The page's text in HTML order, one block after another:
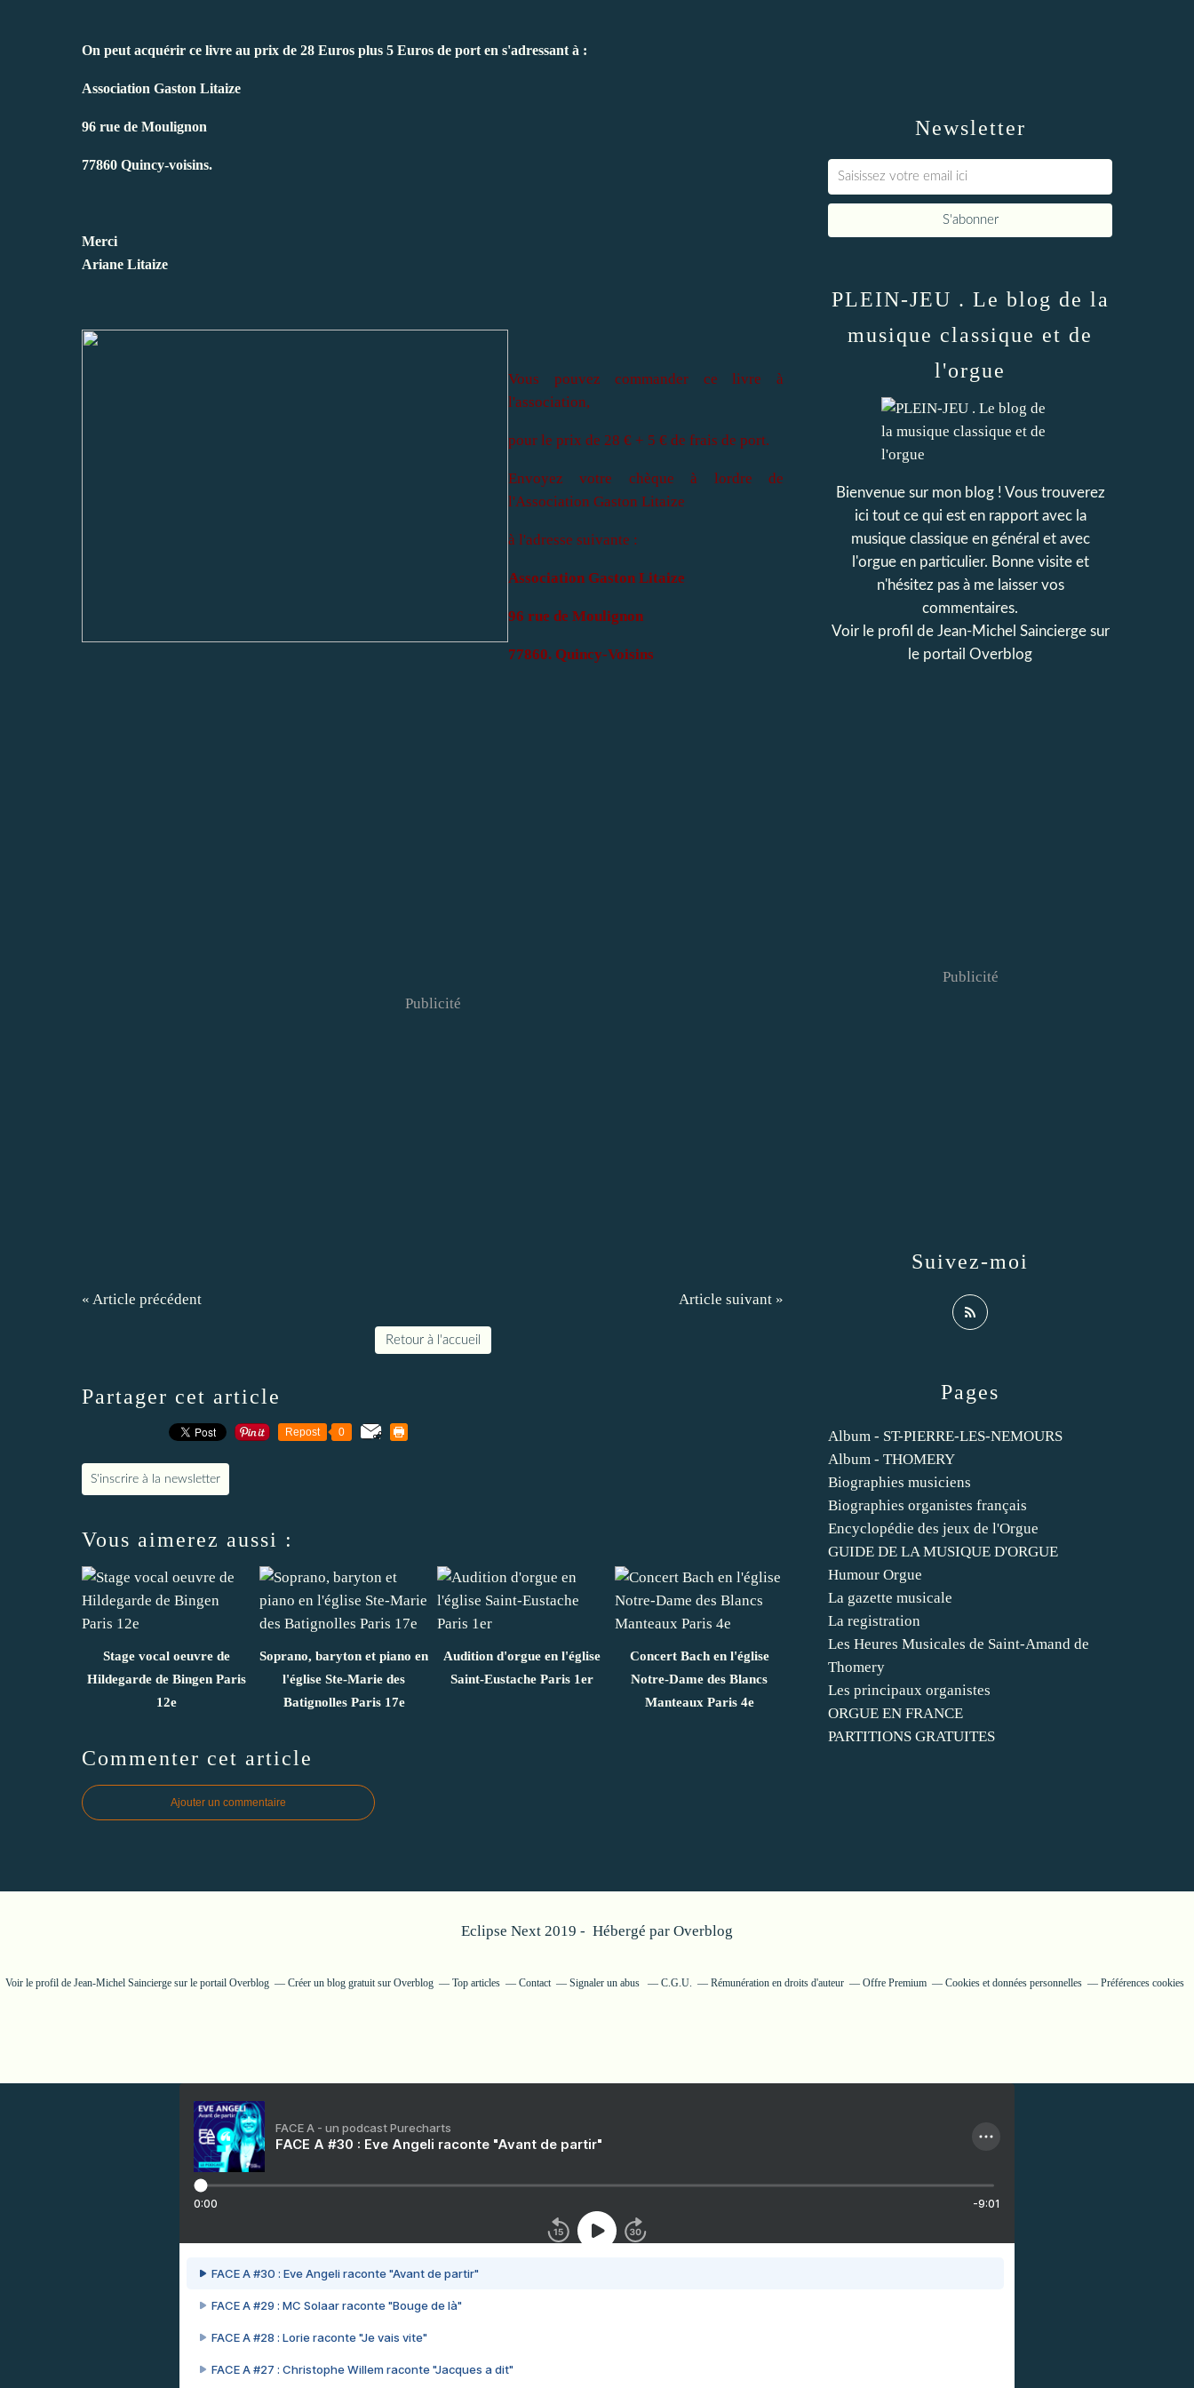
On peut acquérir ce livre au prix de 28 Euros plus 5 Euros de port en s'adressant à :
Association Gaston Litaize
96 rue de Moulignon
77860 Quincy-voisins.
Merci
Ariane Litaize
Vous pouvez commander ce livre à
l'association,
pour le prix de 28 € + 5 € de frais de port.
Envoyez votre chèque à lordre de
l'Association Gaston Litaize
à l'adresse suivante :
Association Gaston Litaize
96 rue de Moulignon
77860. Quincy-Voisins
Publicité
« Article précédent Article suivant »
Retour à l'accueil
Partager cet article
Repost 0
S'inscrire à la newsletter
Vous aimerez aussi :
Stage vocal oeuvre de
Hildegarde de Bingen Paris
12e
Soprano, baryton et piano en
l'église Ste-Marie des
Batignolles Paris 17e
Audition d'orgue en l'église
Saint-Eustache Paris 1er
Concert Bach en l'église
Notre-Dame des Blancs
Manteaux Paris 4e
Commenter cet article
Ajouter un commentaire
Newsletter
Pages
Album - ST-PIERRE-LES-NEMOURS
Album - THOMERY
Biographies musiciens
Biographies organistes français
Encyclopédie des jeux de l'Orgue
GUIDE DE LA MUSIQUE D'ORGUE
Humour Orgue
La gazette musicale
La registration
Les Heures Musicales de Saint-Amand de
Thomery
Les principaux organistes
ORGUE EN FRANCE
PARTITIONS GRATUITES
PLEIN-JEU . Le blog de la
musique classique et de
l'orgue
Bienvenue sur mon blog ! Vous trouverez
ici tout ce qui est en rapport avec la
musique classique en général et avec
l'orgue en particulier. Bonne visite et
n'hésitez pas à me laisser vos
commentaires.
Voir le profil de Jean-Michel Sainciergesur
le portail Overblog
Suivez-moi
Publicité
Eclipse Next 2019 - Hébergé par Overblog
Voir le profil de Jean-Michel Sainciergesur le portail Overblog Créer un blog gratuit sur Overblog Top articles Contact Signaler un abus C.G.U. Rémunération en droits d'auteur Offre Premium Cookies et données personnelles Préférences cookies
FACE A - un podcast Purecharts
FACE A #30 : Eve Angeli raconte "Avant de partir"
0:00 -9:01
FACE A #30 : Eve Angeli raconte "Avant de partir"
FACE A #29 : MC Solaar raconte "Bouge de là"
FACE A #28 : Lorie raconte "Je vais vite"
FACE A #27 : Christophe Willem raconte "Jacques a dit"